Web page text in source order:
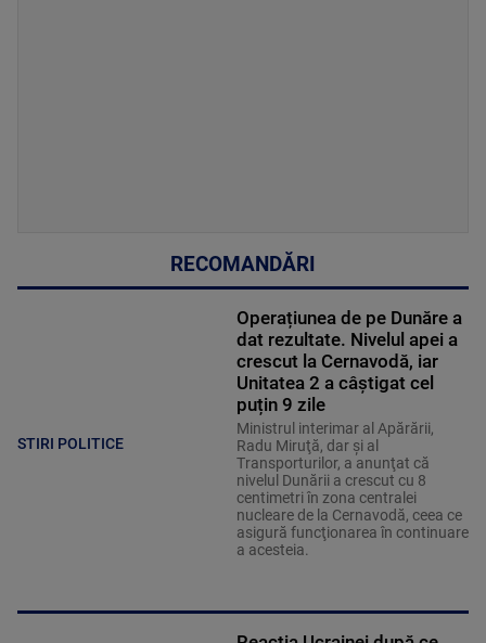
RECOMANDĂRI
STIRI POLITICE
Operațiunea de pe Dunăre a
dat rezultate. Nivelul apei a
crescut la Cernavodă, iar
Unitatea 2 a câștigat cel
puțin 9 zile
Ministrul interimar al Apărării,
Radu Miruţă, dar şi al
Transporturilor, a anunţat că
nivelul Dunării a crescut cu 8
centimetri în zona centralei
nucleare de la Cernavodă, ceea ce
asigură funcţionarea în continuare
a acesteia.